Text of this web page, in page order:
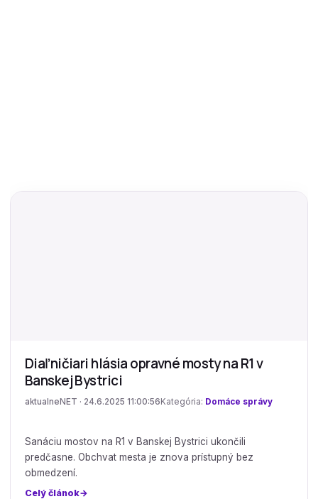
Diaľničiari hlásia opravné mosty na R1 v
Banskej Bystrici
aktualneNET · 24.6.2025 11:00:56 Kategória: Domáce správy
Sanáciu mostov na R1 v Banskej Bystrici ukončili
predčasne. Obchvat mesta je znova prístupný bez
obmedzení.
Celý článok